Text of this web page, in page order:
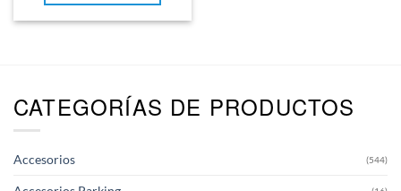
CATEGORÍAS DE PRODUCTOS
Accesorios (544)